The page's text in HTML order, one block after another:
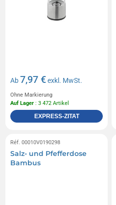
Ab 7,97 €exkl. MwSt.
Ohne Markierung
Auf Lager : 3 472 Artikel
EXPRESS-ZITAT
Réf. 00010V0190298
Salz- und Pfefferdose
Bambus